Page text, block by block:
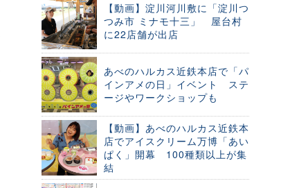
【動画】淀川河川敷に「淀川つ
つみ市 ミナモ十三」 屋台村
に22店舗が出店
あべのハルカス近鉄本店で「パ
インアメの日」イベント ステ
ージやワークショップも
【動画】あべのハルカス近鉄本
店でアイスクリーム万博「あい
ぱく」開幕 100種類以上が集
結